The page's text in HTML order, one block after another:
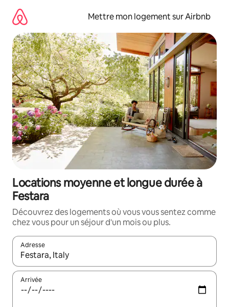
directement
contenu
Mettre mon logement sur Airbnb
Locations moyenne et longue durée à
Festara
Découvrez des logements où vous vous sentez comme
chez vous pour un séjour d'un mois ou plus.
Adresse
Lorsque les résultats s'affichent, utilisez les flèches vers le
Arrivée